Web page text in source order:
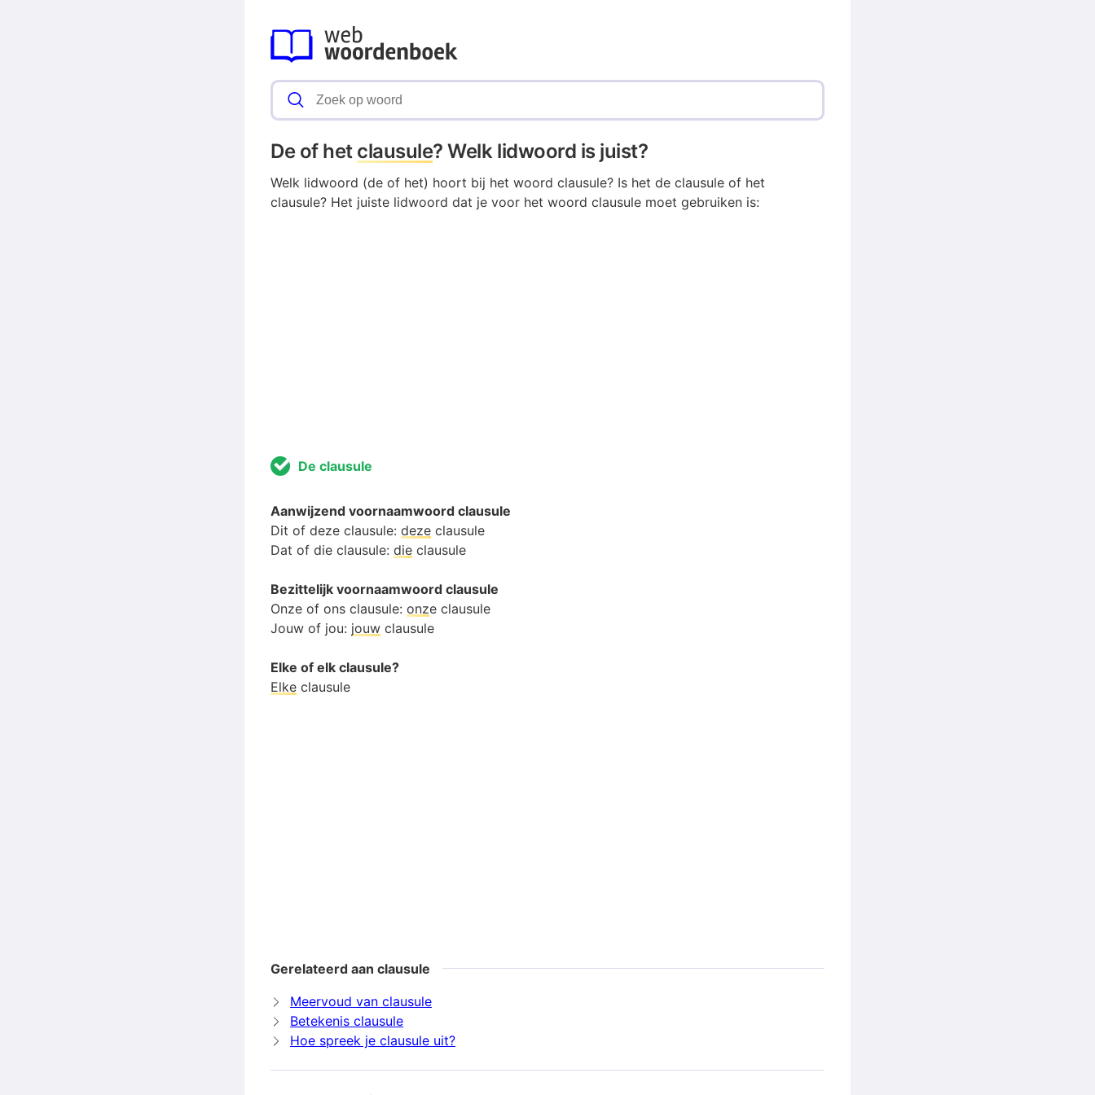
De of het clausule? Welk lidwoord is juist?
Welk lidwoord (de of het) hoort bij het woord clausule? Is het de clausule of het
clausule? Het juiste lidwoord dat je voor het woord clausule moet gebruiken is:
De clausule
Aanwijzend voornaamwoord clausule
Dit of deze clausule: deze clausule
Dat of die clausule: die clausule
Bezittelijk voornaamwoord clausule
Onze of ons clausule: onze clausule
Jouw of jou: jouw clausule
Elke of elk clausule?
Elke clausule
Gerelateerd aan clausule
Meervoud van clausule
Betekenis clausule
Hoe spreek je clausule uit?